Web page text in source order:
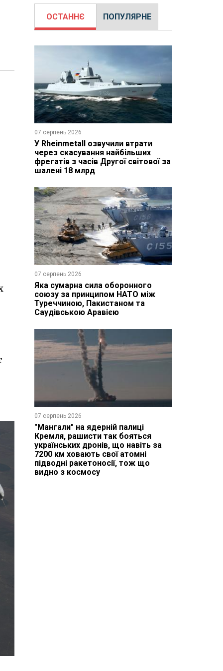
ОСТАННЄ ПОПУЛЯРНЕ
07 серпень 2026
У Rheinmetall озвучили втрати
через скасування найбільших
фрегатів з часів Другої світової за
шалені 18 млрд
07 серпень 2026
Яка сумарна сила оборонного
союзу за принципом НАТО між
Туреччиною, Пакистаном та
Саудівською Аравією
07 серпень 2026
"Мангали" на ядерній палиці
Кремля, рашисти так бояться
українських дронів, що навіть за
7200 км ховають свої атомні
підводні ракетоносії, тож що
видно з космосу